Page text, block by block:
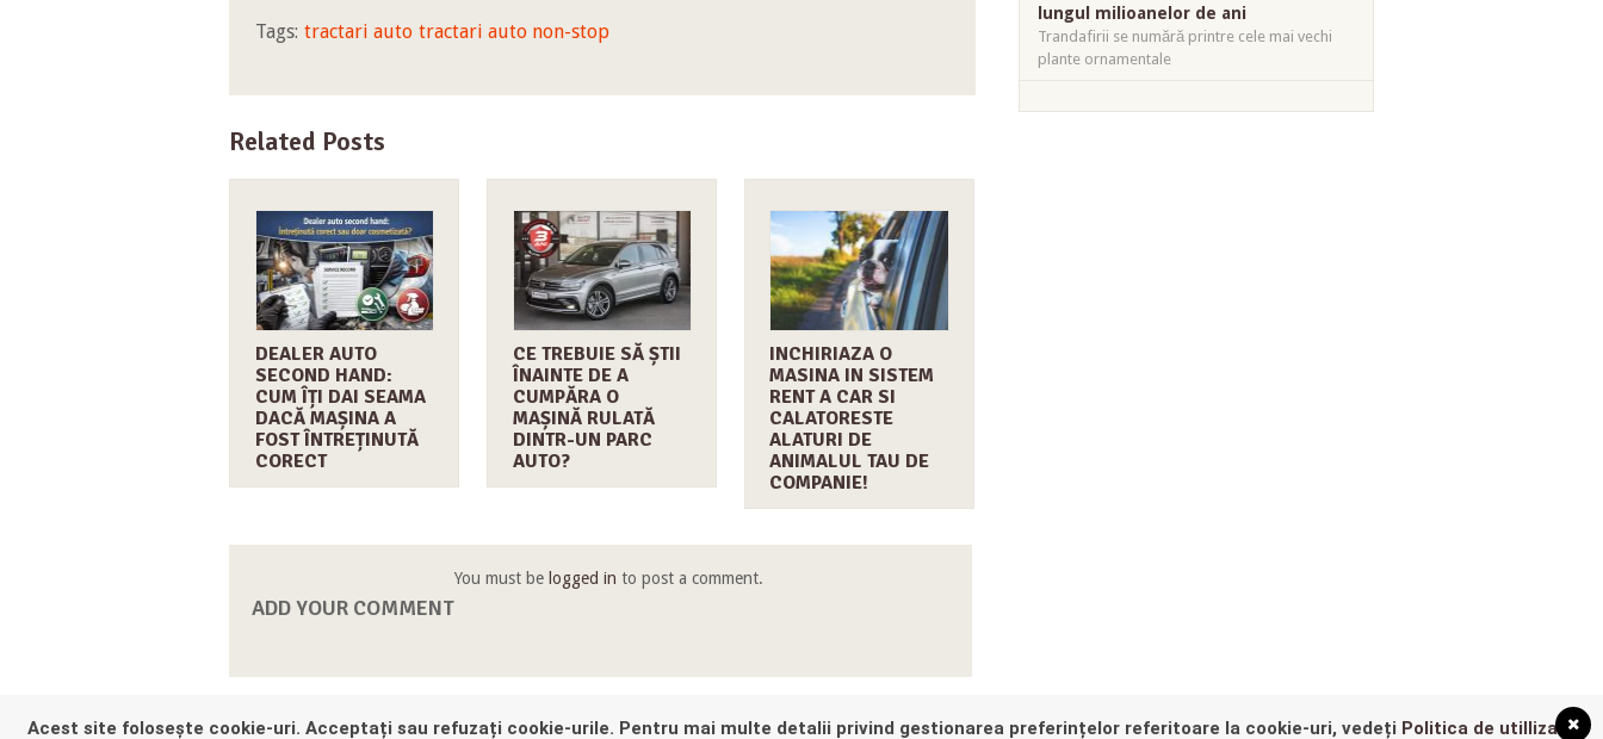
Tags: tractari auto tractari auto non-stop
Related Posts
DEALER AUTO
SECOND HAND:
CUM ÎȚI DAI SEAMA
DACĂ MAȘINA A
FOST ÎNTREȚINUTĂ
CORECT
CE TREBUIE SĂ ȘTII
ÎNAINTE DE A
CUMPĂRA O
MAȘINĂ RULATĂ
DINTR-UN PARC
AUTO?
INCHIRIAZA O
MASINA IN SISTEM
RENT A CAR SI
CALATORESTE
ALATURI DE
ANIMALUL TAU DE
COMPANIE!
ADD YOUR COMMENT
You must be logged in to post a comment.
lungul milioanelor de ani
Trandafirii se numără printre cele mai vechi
plante ornamentale
Acest site folosește cookie-uri. Acceptați sau refuzați cookie-urile. Pentru mai multe detalii privind gestionarea preferințelor referitoare la cookie-uri, vedeți Politica de utillizare